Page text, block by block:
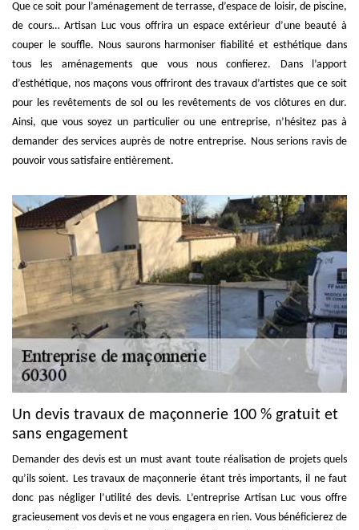
Que ce soit pour l’aménagement de terrasse, d’espace de loisir, de piscine,
de cours… Artisan Luc vous offrira un espace extérieur d’une beauté à
couper le souffle. Nous saurons harmoniser fiabilité et esthétique dans
tous les aménagements que vous nous confierez. Dans l’apport
d’esthétique, nos maçons vous offriront des travaux d’artistes que ce soit
pour les revêtements de sol ou les revêtements de vos clôtures en dur.
Ainsi, que vous soyez un particulier ou une entreprise, n’hésitez pas à
demander des services auprès de notre entreprise. Nous serions ravis de
pouvoir vous satisfaire entièrement.
Un devis travaux de maçonnerie 100 % gratuit et
sans engagement
Demander des devis est un must avant toute réalisation de projets quels
qu’ils soient. Les travaux de maçonnerie étant très importants, il ne faut
donc pas négliger l’utilité des devis. L’entreprise Artisan Luc vous offre
gracieusement vos devis et ne vous engagera en rien. Vous bénéficierez de